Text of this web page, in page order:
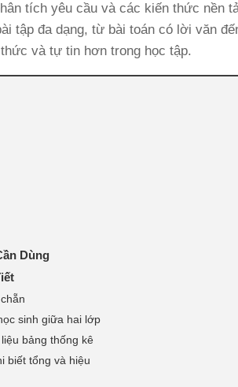
tích yêu cầu và các kiến thức nền
tập đa dạng, từ bài toán có lời văn
và tự tin hơn trong học tập.
Dùng
sinh giữa hai lớp
bảng thống kê
biết tổng và hiệu